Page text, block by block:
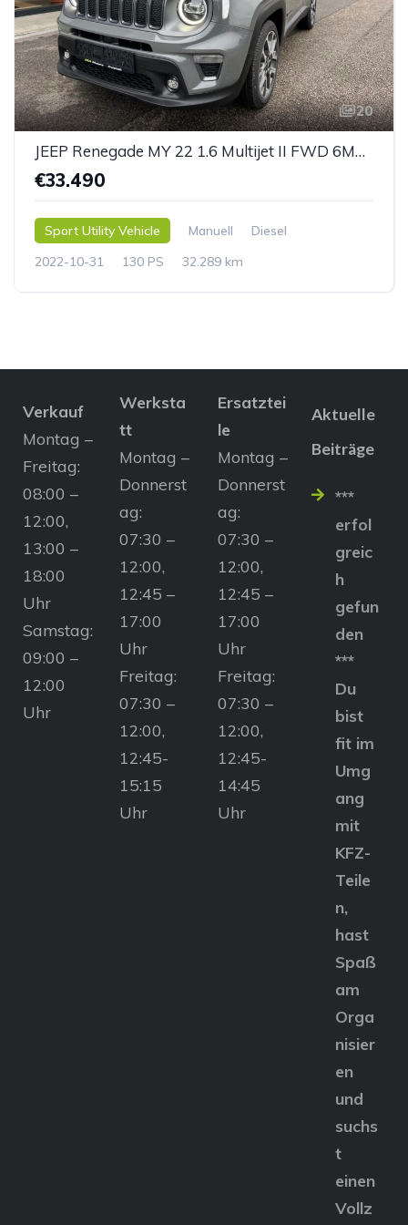
20
JEEP Renegade MY 22 1.6 Multijet II FWD 6MT S
€33.490
Sport Utility Vehicle Manuell
Diesel
2022-10-31
130 PS 32.289 km
Verkauf
Montag –
Freitag:
08:00 –
12:00,
13:00 –
18:00
Uhr
Samstag:
09:00 –
12:00
Uhr
Werksta
tt
Montag –
Donnerst
ag:
07:30 –
12:00,
12:45 –
17:00
Uhr
Freitag:
07:30 –
12:00,
12:45-
15:15
Uhr
Ersatztei
le
Montag –
Donnerst
ag:
07:30 –
12:00,
12:45 –
17:00
Uhr
Freitag:
07:30 –
12:00,
12:45-
14:45
Uhr
Aktuelle
Beiträge
***
erfol
greic
h
gefun
den
***
Du
bist
fit im
Umg
ang
mit
KFZ-
Teile
n,
hast
Spaß
am
Orga
nisier
en
und
suchs
t
einen
Vollz